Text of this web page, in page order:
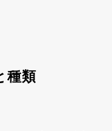
種類